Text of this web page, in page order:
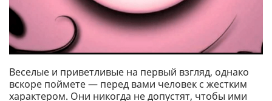
Веселые и приветливые на первый взгляд, однако
вскоре поймете — перед вами человек с жестким
характером. Они никогда не допустят, чтобы ими